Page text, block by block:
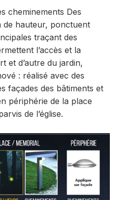
cheminements Des
de hauteur, ponctuent
traçant des
l’accès et la
et d’autre du jardin,
: réalisé avec des
façades des bâtiments et
périphérie de la place
de l’église.